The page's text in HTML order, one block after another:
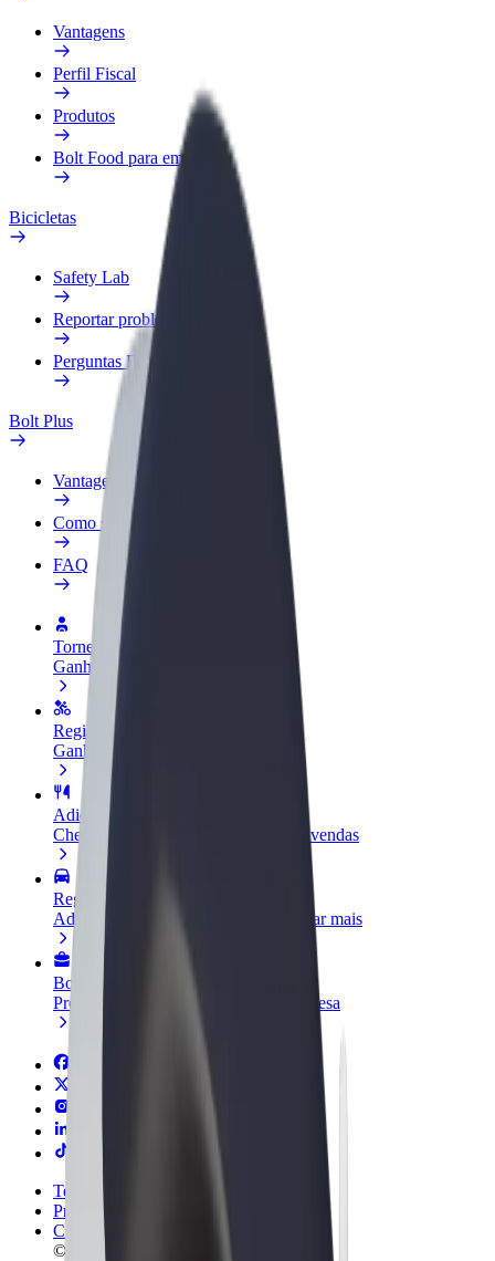
Vantagens
Perfil Fiscal
Produtos
Bolt Food para empresas
Bicicletas
Safety Lab
Reportar problema
Perguntas Frequentes
Bolt Plus
Vantagens
Como subscrever
FAQ
Torne-se motorista
Ganhe dinheiro quando quiser
Registe a sua frota de estafetas
Ganhe dinheiro a entregar refeições
Adicione um restaurante ou loja
Chegue a mais clientes e aumente as vendas
Registe-se como gestor de frota
Adicione a sua frota à Bolt para ganhar mais
Bolt for Business
Produtos da Bolt ajustados à sua empresa
Termos & Condições
Privacidade
Cookies
© 2026 Bolt Technology OÜ